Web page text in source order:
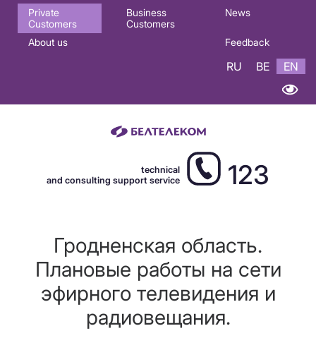
Основная
навигация
Private
Customers
Business
Customers
News
About us Feedback
RU BE EN
technical
and consulting support service
123
Гродненская область.
Плановые работы на сети
эфирного телевидения и
радиовещания.